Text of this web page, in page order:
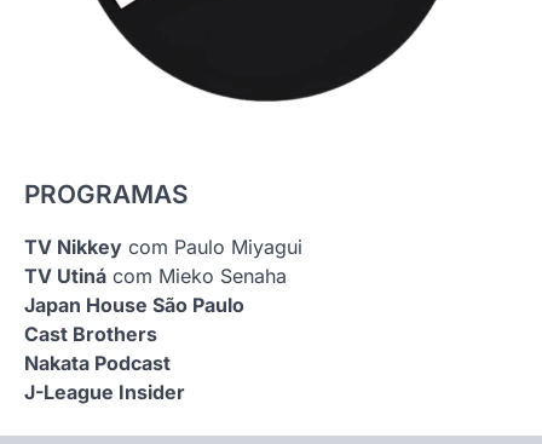
PROGRAMAS
TV Nikkey com Paulo Miyagui
TV Utiná com Mieko Senaha
Japan House São Paulo
Cast Brothers
Nakata Podcast
J-League Insider